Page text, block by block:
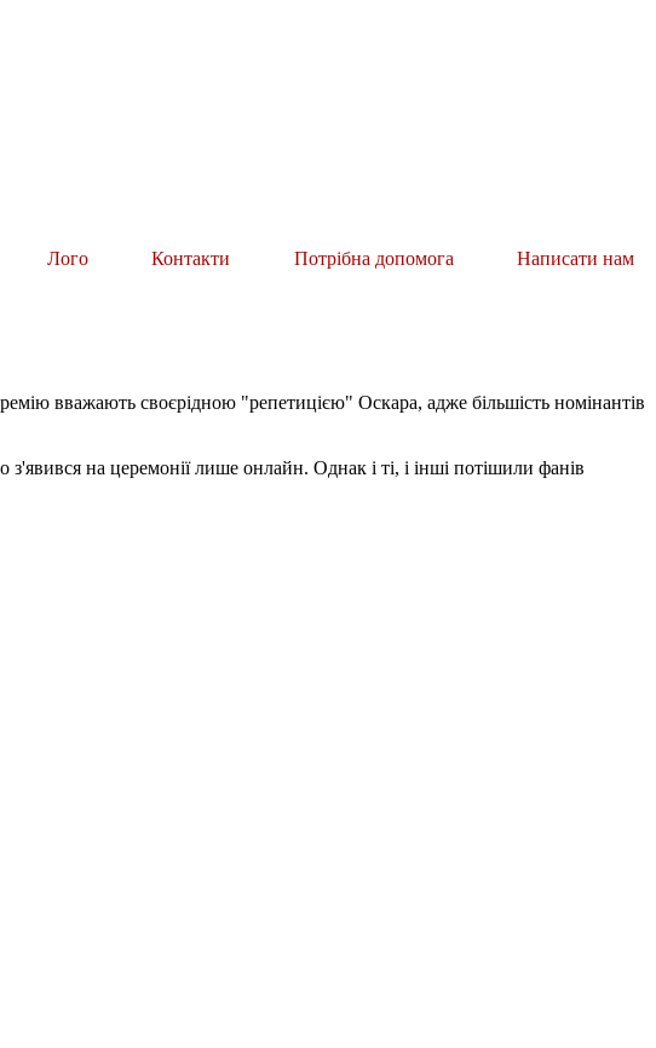
Лого Контакти Потрібна допомога Написати нам
вважають своєрідною "репетицією" Оскара, адже більшість номінантів
на церемонії лише онлайн. Однак і ті, і інші потішили фанів